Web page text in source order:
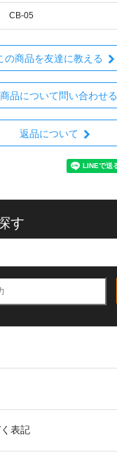
CB-05
の商品を友達に教える
品について問い合わせる
返品について
す
表記